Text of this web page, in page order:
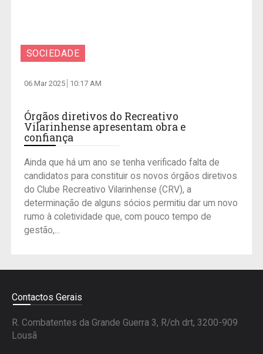
SOCIEDADE
06 Mar 2025 10:17 AM
Órgãos diretivos do Recreativo
Vilarinhense apresentam obra e
confiança
Ainda que há um ano se tenha verificado falta de
candidatos para constituir os novos órgãos diretivos
do Clube Recreativo Vilarinhense (CRV), a
determinação de alguns sócios permitiu dar um novo
rumo à coletividade que, com pouco tempo de
gestão,...
Contactos Gerais
R. Combatentes da Grande Guerra 3, R/ch drt, 3200-909
Lousã